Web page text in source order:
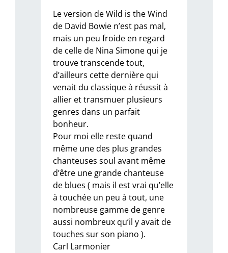
Le version de Wild is the Wind
de David Bowie n’est pas mal,
mais un peu froide en regard
de celle de Nina Simone qui je
trouve transcende tout,
d’ailleurs cette dernière qui
venait du classique à réussit à
allier et transmuer plusieurs
genres dans un parfait
bonheur.
Pour moi elle reste quand
même une des plus grandes
chanteuses soul avant même
d’être une grande chanteuse
de blues ( mais il est vrai qu’elle
à touchée un peu à tout, une
nombreuse gamme de genre
aussi nombreux qu’il y avait de
touches sur son piano ).
Carl Larmonier